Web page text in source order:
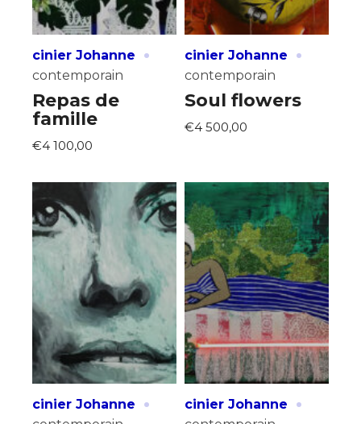
cinier Johanne ·
contemporain
Repas de
famille
€4 100,00
cinier Johanne ·
contemporain
Soul flowers
€4 500,00
cinier Johanne · cinier Johanne ·